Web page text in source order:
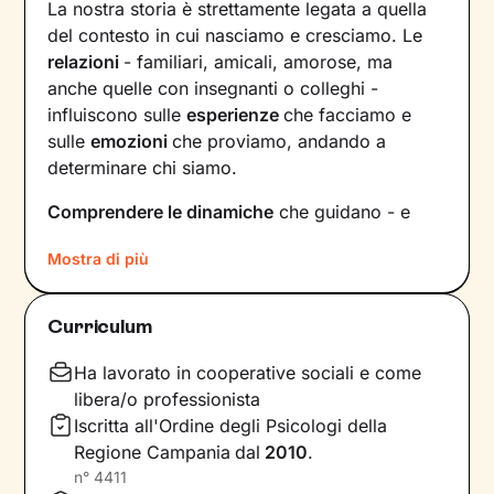
La nostra storia è strettamente legata a quella
del contesto in cui nasciamo e cresciamo. Le
relazioni - familiari, amicali, amorose, ma
anche quelle con insegnanti o colleghi -
influiscono sulleesperienzeche facciamo e
sulleemozioniche proviamo, andando a
determinare chi siamo.
Comprendere le dinamiche che guidano - e
fondamentale per poter capire chi sei, per
vedere tutto il tuo mondo sotto una luce
diversa e dare nuovi significati a ciò che ti
Nei nostri incontri avrò cura di creare un clima
di ascolto e comprensione, così che tu possa
condividere ciò che pensi e provi in libertà
senza temere il giudizio. Insieme esploreremo i
Mostra di più
Curriculum
Ha lavorato in cooperative sociali e come
libera/o professionista
Iscritta all'Ordine degli Psicologi della
Regione Campania dal 2010.
n° 4411